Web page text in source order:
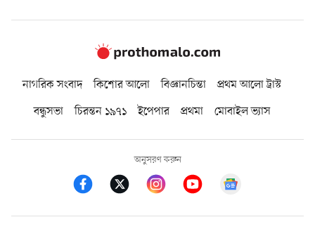
নাগরিক সংবাদ কিশোর আলো বিজ্ঞানচিন্তা
প্রথম আলো ট্রাস্ট
বন্ধুসভা
চিরন্তন ১৯৭১ ইপেপার প্রথমা মোবাইল ভ্যাস
অনুসরণ করুন